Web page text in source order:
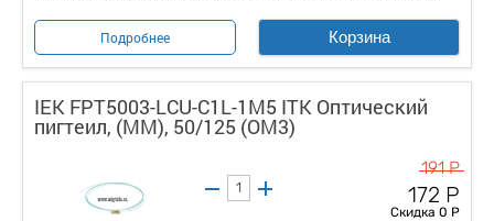
Подробнее Корзина
IEK FPT5003-LCU-C1L-1M5 ITK Оптический
пигтеил, (MM), 50/125 (OM3)
191 Р
172 Р
Скидка 0 Р